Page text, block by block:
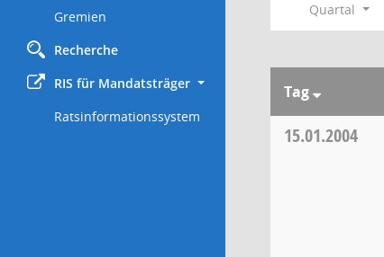
Gremien
Recherche
RIS für Mandatsträger
Ratsinformationssystem
Quartal
Tag
15.01.2004